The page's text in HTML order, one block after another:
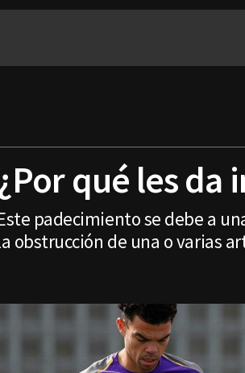
qué les da
padecimiento se debe a
obstrucción de una o varias